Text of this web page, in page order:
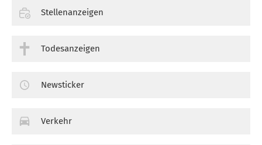
Stellenanzeigen
Todesanzeigen
Newsticker
Verkehr